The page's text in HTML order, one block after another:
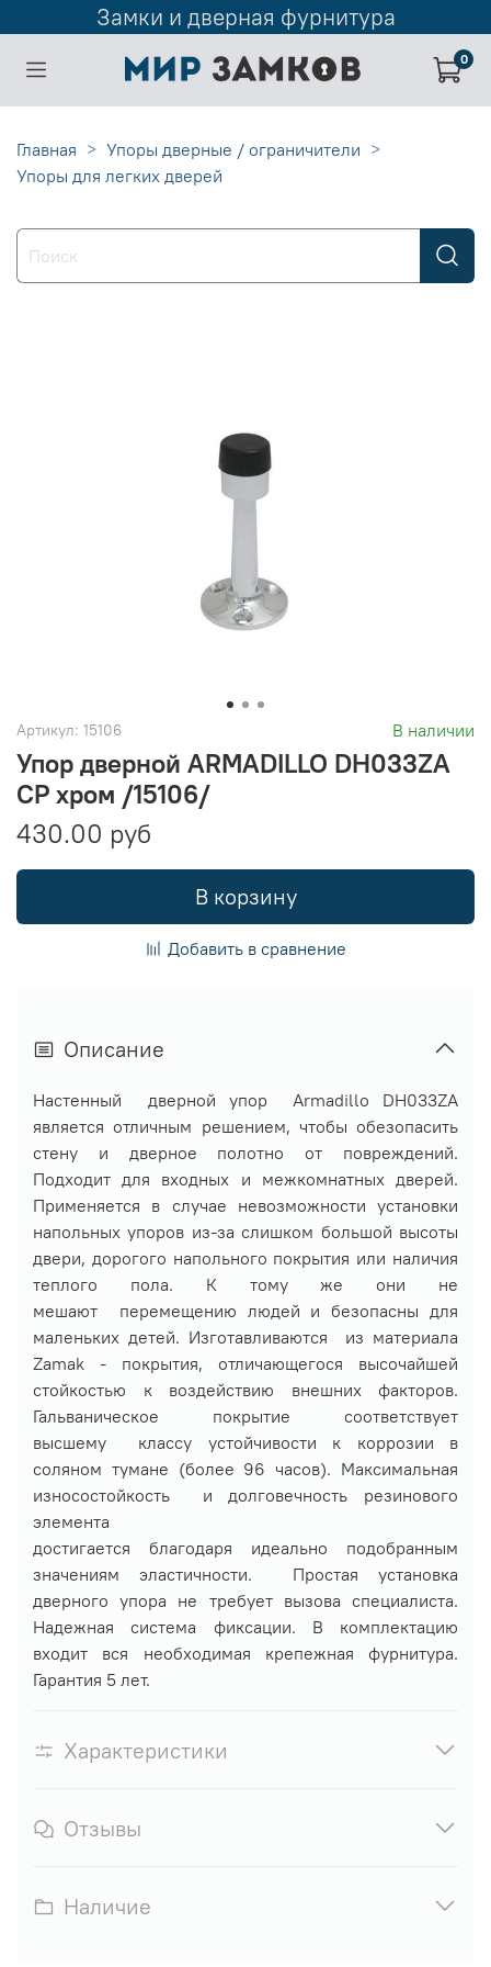
Замки и дверная фурнитура
0
Главная
Упоры дверные / ограничители
Упоры для легких дверей
Артикул: 15106 В наличии
Упор дверной ARMADILLO DH033ZA
СР хром /15106/
430.00 руб
В корзину
Добавить в сравнение
Описание
Настенный дверной упор Armadillo DH033ZA
является отличным решением, чтобы обезопасить
стену и дверное полотно от повреждений.
Подходит для входных и межкомнатных дверей.
Применяется в случае невозможности установки
напольных упоров из-за слишком большой высоты
двери, дорогого напольного покрытия или наличия
теплого пола. К тому же они не
мешают перемещению людей и безопасны для
маленьких детей. Изготавливаются из материала
Zamak - покрытия, отличающегося высочайшей
стойкостью к воздействию внешних факторов.
Гальваническое покрытие соответствует
высшему классу устойчивости к коррозии в
соляном тумане (более 96 часов). Максимальная
износостойкость и долговечность резинового
элемента
достигается благодаря идеально подобранным
значениям эластичности. Простая установка
дверного упора не требует вызова специалиста.
Надежная система фиксации. В комплектацию
входит вся необходимая крепежная фурнитура.
Гарантия 5 лет.
Характеристики
Отзывы
Наличие